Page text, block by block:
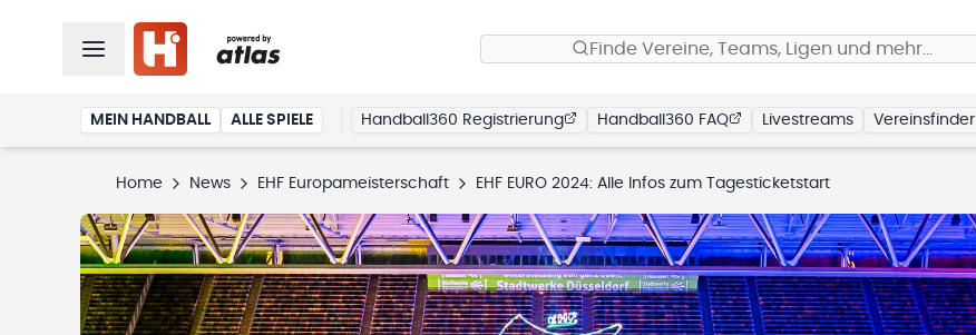
Finde Vereine, Teams, Ligen und mehr…
MEIN HANDBALL ALLE SPIELE Handball360 Registrierung Handball360 FAQ Livestreams Vereinsfinder
Home News EHF Europameisterschaft EHF EURO 2024: Alle Infos zum Tagesticketstart